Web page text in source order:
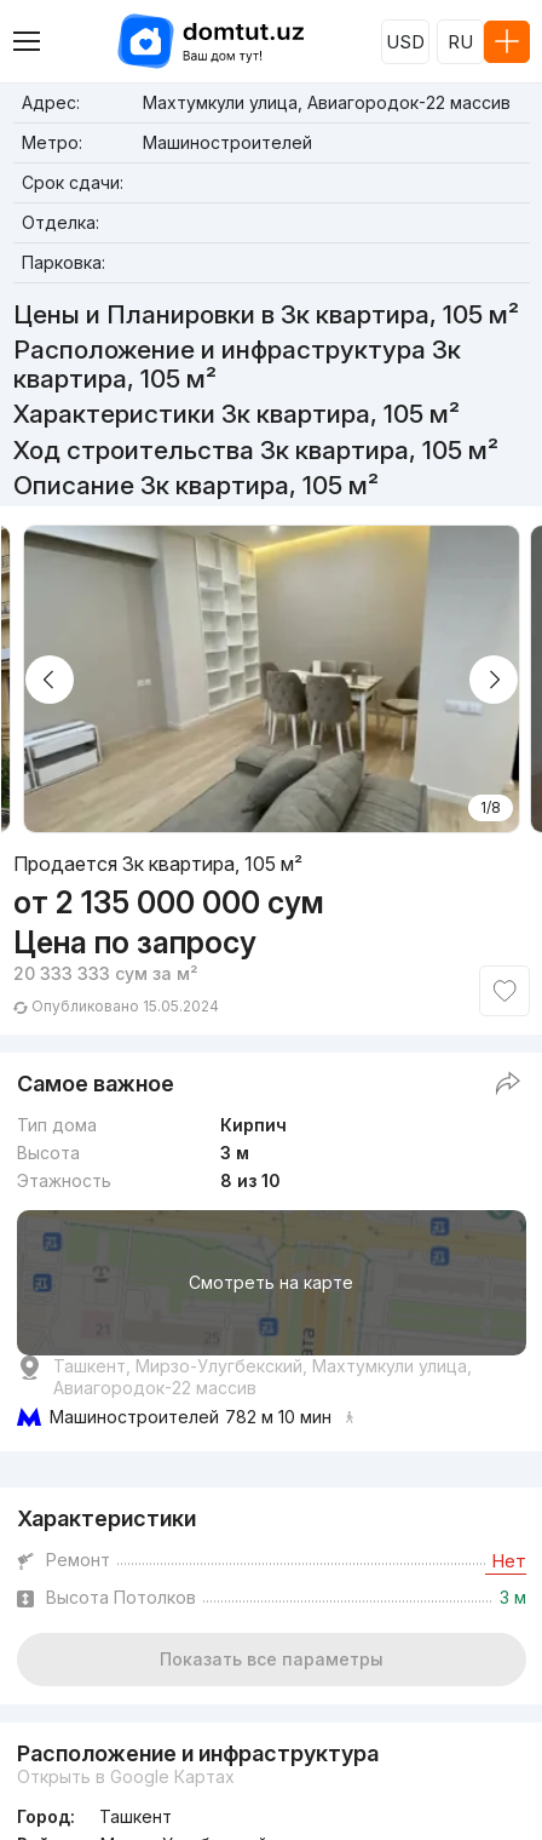
USD RU
Адрес:
Махтумкули улица, Авиагородок-22 массив
Метро:
Машиностроителей
Срок сдачи:
Отделка:
Парковка:
Цены и Планировки в 3к квартира, 105 м²
Расположение и инфраструктура 3к
квартира, 105 м²
Характеристики 3к квартира, 105 м²
Ход строительства 3к квартира, 105 м²
Описание 3к квартира, 105 м²
1/8
Продается 3к квартира, 105 м²
от 2 135 000 000 сум
Цена по запросу
20 333 333 сум за м²
Опубликовано 15.05.2024
Самое важное
Тип дома
Кирпич
Высота
3 м
Этажность
8 из 10
Смотреть на карте
Ташкент, Мирзо-Улугбекский, Махтумкули улица,
Авиагородок-22 массив
Машиностроителей 782 м 10 мин
Характеристики
Ремонт Нет
Высота Потолков 3 м
Показать все параметры
Расположение и инфраструктура
Открыть в Google Картах
Город:
Ташкент